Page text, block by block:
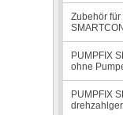
Zubehör für
PUMPFIX
ohne
PUMPFIX